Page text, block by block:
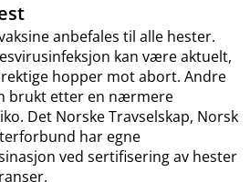
anbefales til alle hester.
kan være aktuelt,
hopper mot abort. Andre
brukt etter en nærmere
Det Norske Travselskap, Norsk
har egne
ved sertifisering av hester